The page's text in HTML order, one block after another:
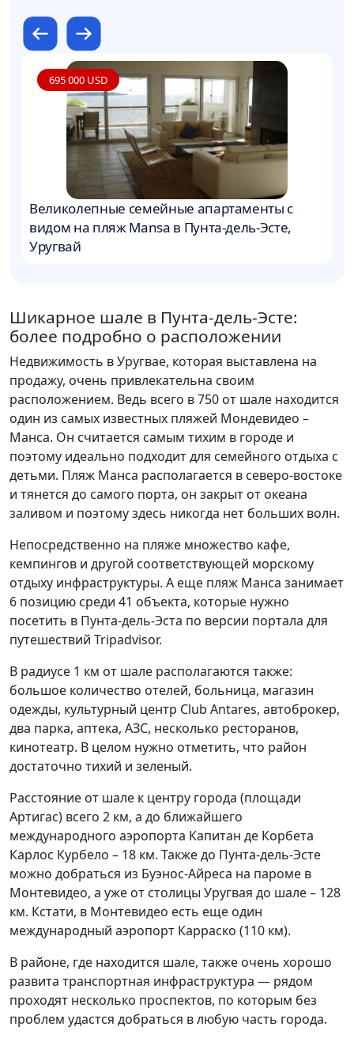
695 000 USD
Великолепные семейные апартаменты с
видом на пляж Mansa в Пунта-дель-Эсте,
Уругвай
Шикарное шале в Пунта-дель-Эсте:
более подробно о расположении
Недвижимость в Уругвае, которая выставлена на
продажу, очень привлекательна своим
расположением. Ведь всего в 750 от шале находится
один из самых известных пляжей Мондевидео –
Манса. Он считается самым тихим в городе и
поэтому идеально подходит для семейного отдыха с
детьми. Пляж Манса располагается в северо-востоке
и тянется до самого порта, он закрыт от океана
заливом и поэтому здесь никогда нет больших волн.
Непосредственно на пляже множество кафе,
кемпингов и другой соответствующей морскому
отдыху инфраструктуры. А еще пляж Манса занимает
6 позицию среди 41 объекта, которые нужно
посетить в Пунта-дель-Эста по версии портала для
путешествий Tripadvisor.
В радиусе 1 км от шале располагаются также:
большое количество отелей, больница, магазин
одежды, культурный центр Club Antares, автоброкер,
два парка, аптека, АЗС, несколько ресторанов,
кинотеатр. В целом нужно отметить, что район
достаточно тихий и зеленый.
Расстояние от шале к центру города (площади
Артигас) всего 2 км, а до ближайшего
международного аэропорта Капитан де Корбета
Карлос Курбело – 18 км. Также до Пунта-дель-Эсте
можно добраться из Буэнос-Айреса на пароме в
Монтевидео, а уже от столицы Уругвая до шале – 128
км. Кстати, в Монтевидео есть еще один
международный аэропорт Карраско (110 км).
В районе, где находится шале, также очень хорошо
развита транспортная инфраструктура — рядом
проходят несколько проспектов, по которым без
проблем удастся добраться в любую часть города.